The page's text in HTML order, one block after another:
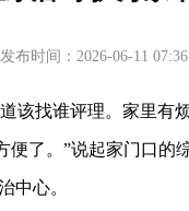
发布时间：2026-06-11
找谁评理。家里有烦
便了。”说起家门口的
中心。